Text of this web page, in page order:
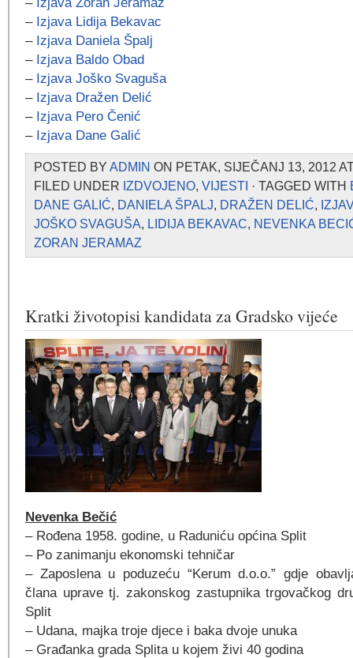
– Izjava Lidija Bekavac
– Izjava Daniela Špalj
– Izjava Baldo Obad
– Izjava Joško Svaguša
– Izjava Dražen Delić
– Izjava Pero Čenić
– Izjava Dane Galić
POSTED BY ADMIN ON PETAK, SIJEČANJ 13, 2012
FILED UNDER IZDVOJENO, VIJESTI · TAGGED WITH
DANE GALIĆ, DANIELA ŠPALJ, DRAŽEN DELIĆ,
JOŠKO SVAGUŠA, LIDIJA BEKAVAC, NEVENKA
ZORAN JERAMAZ
Kratki životopisi kandidata za Gradsko vijeće
Nevenka Bečić
– Rođena 1958. godine, u Raduniću općina Split
– Po zanimanju ekonomski tehničar
– Zaposlena u poduzeću “Kerum d.o.o.” gdje
člana uprave tj. zakonskog zastupnika trgovačkog
Split
– Udana, majka troje djece i baka dvoje unuka
– Građanka grada Splita u kojem živi 40 godina